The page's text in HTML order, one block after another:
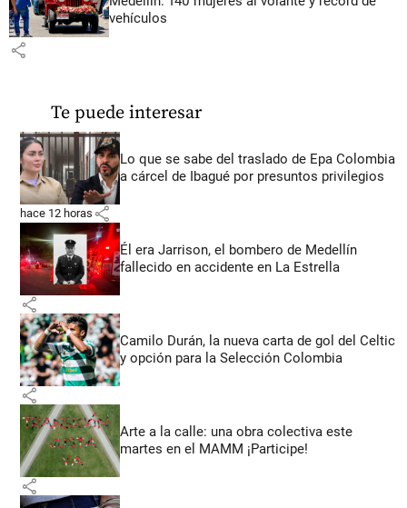
vehículos
share
Te puede interesar
Lo que se sabe del traslado de Epa Colombia
a cárcel de Ibagué por presuntos privilegios
hace 12 horas share
Él era Jarrison, el bombero de Medellín
fallecido en accidente en La Estrella
share
Camilo Durán, la nueva carta de gol del Celtic
y opción para la Selección Colombia
share
Arte a la calle: una obra colectiva este
martes en el MAMM ¡Participe!
share